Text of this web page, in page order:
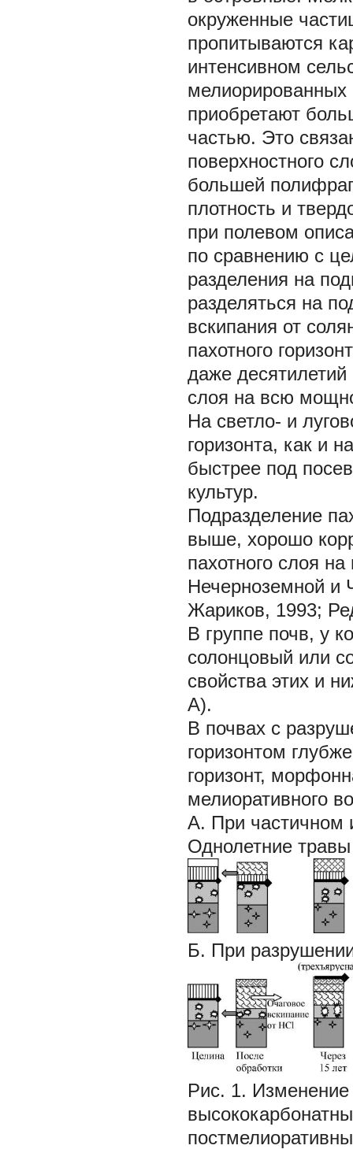
окруженные
пропитываются
интенсивном
мелиорированных
приобретают
частью. Это
поверхностного
большей
плотность и
при полевом
по сравнению с
разделения на
разделяться на
вскипания от
пахотного
даже
слоя на всю
На светло- и
горизонта, как и
быстрее под
культур.
Подразделение
выше, хорошо
пахотного слоя
Нечерноземной и
Жариков, 1993;
В группе почв, у
солонцовый или
свойства этих и
А).
В почвах с
горизонтом
горизонт,
мелиоративного
А. При частичном
Однолетние
Б. При
Рис. 1. Изменение